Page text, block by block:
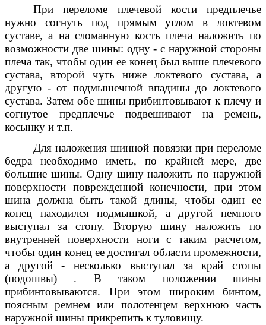
При переломе плечевой кости предплечье
нужно согнуть под прямым углом в локтевом
суставе, а на сломанную кость плеча наложить по
возможности две шины: одну - с наружной стороны
плеча так, чтобы один ее конец был выше плечевого
сустава, второй чуть ниже локтевого сустава, а
другую - от подмышечной впадины до локтевого
сустава. Затем обе шины прибинтовывают к плечу и
согнутое предплечье подвешивают на ремень,
косынку и т.п.
Для наложения шинной повязки при переломе
бедра необходимо иметь, по крайней мере, две
большие шины. Одну шину наложить по наружной
поверхности поврежденной конечности, при этом
шина должна быть такой длины, чтобы один ее
конец находился подмышкой, а другой немного
выступал за стопу. Вторую шину наложить по
внутренней поверхности ноги с таким расчетом,
чтобы один конец ее достигал области промежности,
а другой - несколько выступал за край стопы
(подошвы) . В таком положении шины
прибинтовываются. При этом широким бинтом,
поясным ремнем или полотенцем верхнюю часть
наружной шины прикрепить к туловищу.